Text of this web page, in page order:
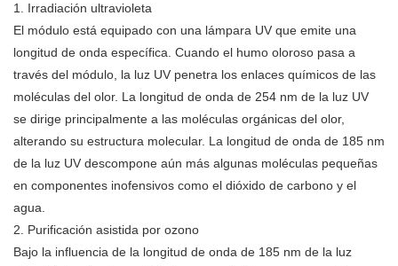
1. Irradiación ultravioleta
El módulo está equipado con una lámpara UV que emite una
longitud de onda específica. Cuando el humo oloroso pasa a
través del módulo, la luz UV penetra los enlaces químicos de las
moléculas del olor. La longitud de onda de 254 nm de la luz UV
se dirige principalmente a las moléculas orgánicas del olor,
alterando su estructura molecular. La longitud de onda de 185 nm
de la luz UV descompone aún más algunas moléculas pequeñas
en componentes inofensivos como el dióxido de carbono y el
agua.
2. Purificación asistida por ozono
Bajo la influencia de la longitud de onda de 185 nm de la luz